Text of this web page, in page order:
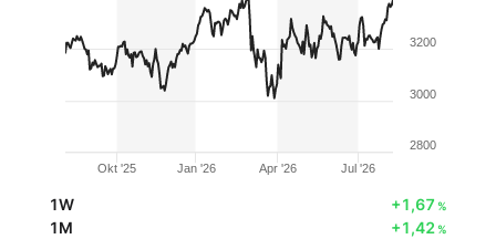
Okt '25 Jan '26 Apr '26 Jul '26
2800
3000
3200
1W +1,67 %
1M +1,42%